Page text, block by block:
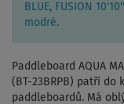
BLUE, FUSION
modré.
Paddleboard AQUA
(BT-23BRPB) patří
paddleboardů. Má